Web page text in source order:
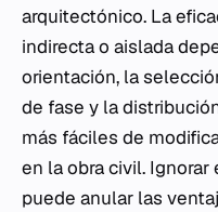
arquitectónico. La
indirecta o aislada
orientación, la
de fase y la
más fáciles de
en la obra civil.
puede anular las